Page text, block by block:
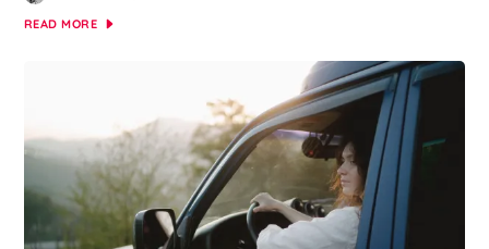
READ MORE